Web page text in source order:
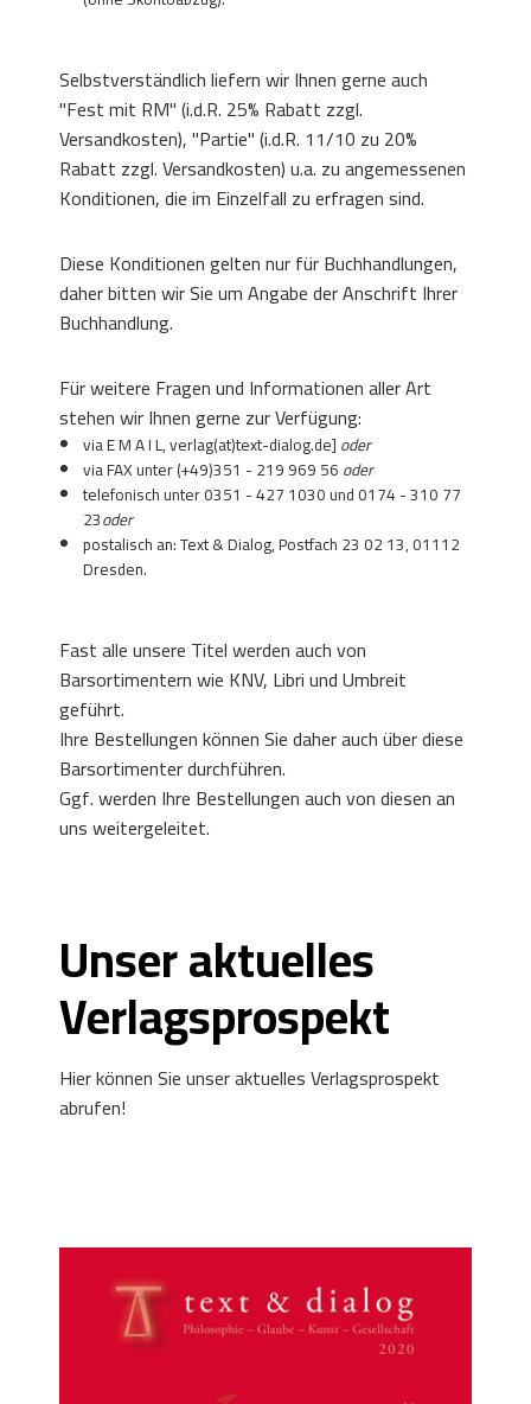
Selbstverständlich liefern wir Ihnen gerne auch
"Fest mit RM" (i.d.R. 25% Rabatt zzgl.
Versandkosten), "Partie" (i.d.R. 11/10 zu 20%
Rabatt zzgl. Versandkosten) u.a. zu angemessenen
Konditionen, die im Einzelfall zu erfragen sind.
Diese Konditionen gelten nur für Buchhandlungen,
daher bitten wir Sie um Angabe der Anschrift Ihrer
Buchhandlung.
Für weitere Fragen und Informationen aller Art
stehen wir Ihnen gerne zur Verfügung:
via E M A I L, verlag(at)text-dialog.de]oder
via FAX unter(+49)351 - 219 969 56oder
telefonisch unter0351 - 427 1030und0174 - 310 77
23oder
postalisch an: Text & Dialog, Postfach 23 02 13, 01112
Dresden.
Fast alle unsere Titel werden auch von
Barsortimentern wie KNV, Libri und Umbreit
geführt.
Ihre Bestellungen können Sie daher auch über diese
Barsortimenter durchführen.
Ggf. werden Ihre Bestellungen auch von diesen an
uns weitergeleitet.
Unser aktuelles
Verlagsprospekt
Hier können Sie unseraktuelles Verlagsprospekt
abrufen!